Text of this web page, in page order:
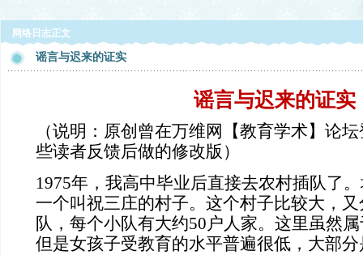
网络日志正文
谣言与迟来的证实
谣言与迟来的证实
（说明：原创曾在万维网【教育学术】论
些读者反馈后做的修改版）
1975年，我高中毕业后直接去农村插队了
一个叫祝三庄的村子。这个村子比较大，
队，每个小队有大约50 户人家。这里虽然
但是女孩子受教育的水平普遍很低，大部